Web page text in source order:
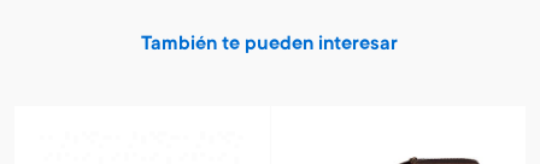
También te pueden interesar